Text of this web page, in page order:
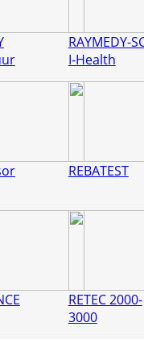
RAYMEDY-
I-Health
REBATEST
RETEC 2000-
3000